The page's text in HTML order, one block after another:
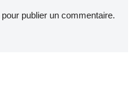
pour publier un commentaire.